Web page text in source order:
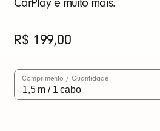
CarPlay e muito mais.
Preço
R$ 199,00
Comprimento / Quantidade